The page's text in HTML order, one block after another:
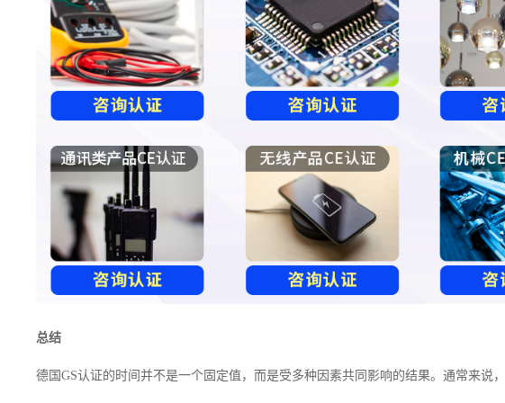
总结
德国GS认证的时间并不是一个固定值，而是受多种因素共同影响的结果。通常来说